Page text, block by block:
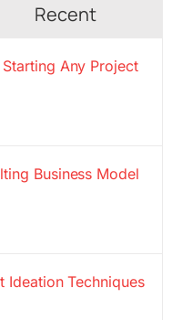
Recent
Any Project
Business Model
Ideation Techniques